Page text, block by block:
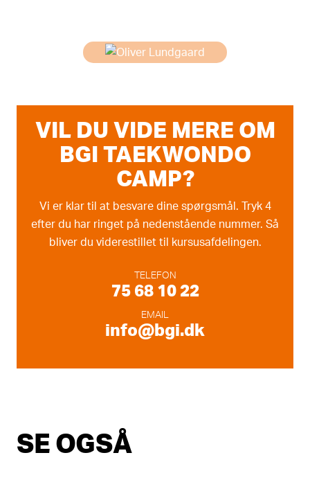
VIL DU VIDE MERE OM
BGI TAEKWONDO
CAMP?
Vi er klar til at besvare dine spørgsmål. Tryk 4
efter du har ringet på nedenstående nummer. Så
bliver du viderestillet til kursusafdelingen.
TELEFON
75 68 10 22
EMAIL
info@bgi.dk
SE OGSÅ